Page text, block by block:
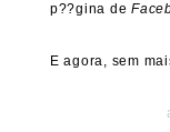
p??gina de
E agora, sem